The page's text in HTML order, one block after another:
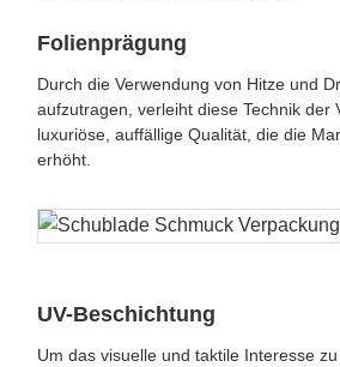
Folienprägung
Durch die Verwendung von Hitze und
aufzutragen, verleiht diese Technik der
luxuriöse, auffällige Qualität, die die
erhöht.
UV-Beschichtung
Um das visuelle und taktile Interesse